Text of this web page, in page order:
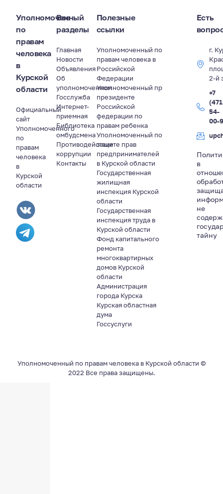
Уполномоченный
по
правам
человека
в
Курской
области
Официальный
сайт
Уполномоченного
по
правам
человека
в
Курской
области
Все
разделы
Главная
Новости
Объявления
Об
уполномоченном
Госслужба
Интернет-
приемная
Библиотека
омбудсмена
Противодействие
коррупции
Контакты
Полезные
ссылки
Уполномоченный по
правам человека в
Российской
Федерации
Уполномоченный пр
президенте
Российской
федерации по
правам ребенка
Уполномоченный по
защите прав
предпринимателей
в Курской области
Государственная
жилищная
инспекция Курской
области
Государственная
инспекция труда в
Курской области
Фонд капитального
ремонта
многоквартирных
домов Курской
области
Администрация
города Курска
Курская областная
дума
Госсуслуги
Есть
г.
2-й
+7
54-
00-
в
не
тайну
Уполномоченный по правам человека в Курской области ©
2022 Все права защищены.